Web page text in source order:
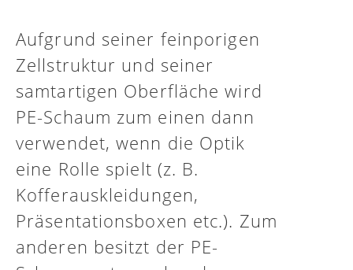
Aufgrund seiner feinporigen
Zellstruktur und seiner
samtartigen Oberfläche wird
PE-Schaum zum einen dann
verwendet, wenn die Optik
eine Rolle spielt (z. B.
Kofferauskleidungen,
Präsentationsboxen etc.). Zum
anderen besitzt der PE-